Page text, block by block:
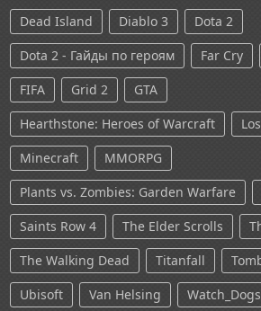
Dead Island
Diablo 3
Dota 2
Dota 2 - Гайды по героям
Far Cry
FIFA
Grid 2
GTA
Hearthstone: Heroes of Warcraft
Minecraft
MMORPG
Plants vs. Zombies: Garden Warfare
Saints Row 4
The Elder Scrolls
The Walking Dead
Titanfall
Ubisoft
Van Helsing
Watch_Dogs